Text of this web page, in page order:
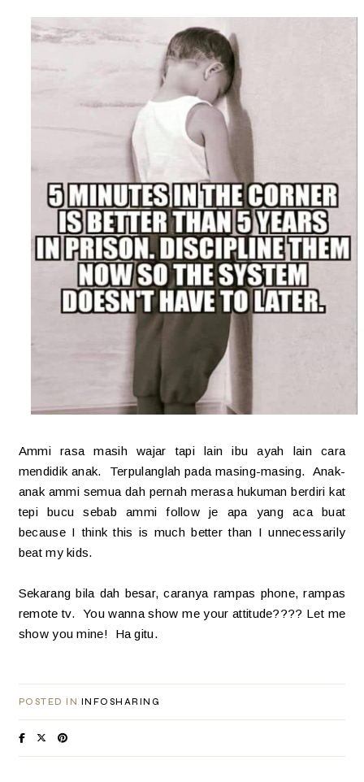
Ammi rasa masih wajar tapi lain ibu ayah lain cara
mendidik anak. Terpulanglah pada masing-masing. Anak-
anak ammi semua dah pernah merasa hukuman berdiri kat
tepi bucu sebab ammi follow je apa yang aca buat
because I think this is much better than I unnecessarily
beat my kids.
Sekarang bila dah besar, caranya rampas phone, rampas
remote tv. You wanna show me your attitude???? Let me
show you mine! Ha gitu.
POSTED IN INFOSHARING